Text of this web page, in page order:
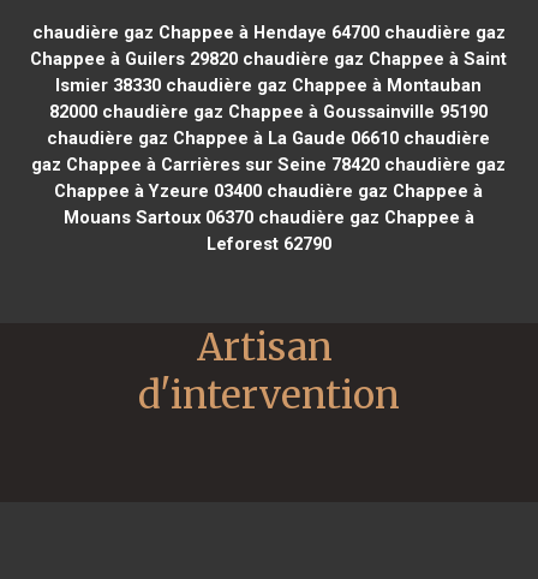
chaudière gaz Chappee à Hendaye 64700chaudière gaz
Chappee à Guilers 29820 chaudière gaz Chappee à Saint
Ismier 38330 chaudière gaz Chappee à Montauban
82000 chaudière gaz Chappee à Goussainville 95190
chaudière gaz Chappee à La Gaude 06610 chaudière
gaz Chappee à Carrières sur Seine 78420 chaudière gaz
Chappee à Yzeure 03400 chaudière gaz Chappee à
Mouans Sartoux 06370chaudière gaz Chappee à
Leforest 62790
Artisan
d'intervention